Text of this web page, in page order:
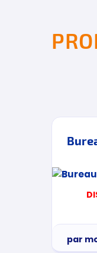
par